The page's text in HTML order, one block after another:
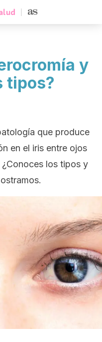
y
tipos?
que produce
en el iris entre ojos
los tipos y